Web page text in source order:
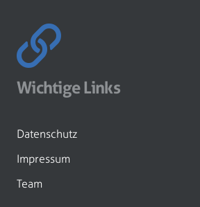
Wichtige Links
Datenschutz
Impressum
Team